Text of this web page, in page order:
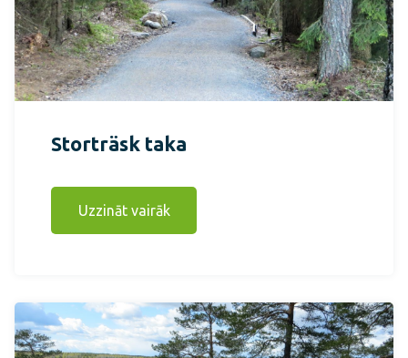
Storträsk taka
Uzzināt vairāk